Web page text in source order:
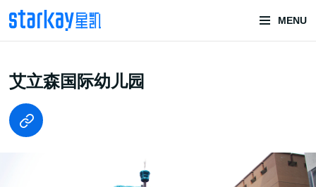
MENU
头部潮玩
技术服务商
艾立森国际幼儿园